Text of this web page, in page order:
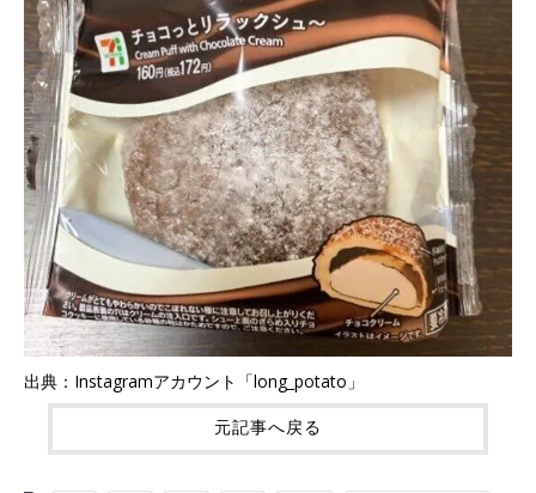
出典：Instagramアカウント「long_potato」
元記事へ戻る